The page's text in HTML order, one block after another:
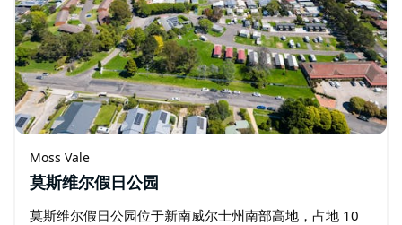
Moss Vale
莫斯维尔假日公园
莫斯维尔假日公园位于新南威尔士州南部高地，占地 10